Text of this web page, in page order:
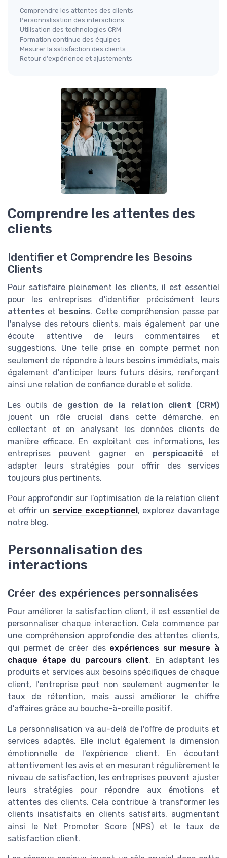
Comprendre les attentes des clients
Personnalisation des interactions
Utilisation des technologies CRM
Formation continue des équipes
Mesurer la satisfaction des clients
Retour d'expérience et ajustements
Comprendre les attentes des
clients
Identifier et Comprendre les Besoins
Clients
Pour satisfaire pleinement les clients, il est essentiel
pour les entreprises d'identifier précisément leurs
attentes et besoins. Cette compréhension passe par
l'analyse des retours clients, mais également par une
écoute attentive de leurs commentaires et
suggestions. Une telle prise en compte permet non
seulement de répondre à leurs besoins immédiats, mais
également d'anticiper leurs futurs désirs, renforçant
ainsi une relation de confiance durable et solide.
Les outils de gestion de la relation client (CRM)
jouent un rôle crucial dans cette démarche, en
collectant et en analysant les données clients de
manière efficace. En exploitant ces informations, les
entreprises peuvent gagner en perspicacité et
adapter leurs stratégies pour offrir des services
toujours plus pertinents.
Pour approfondir sur l’optimisation de la relation client
et offrir un service exceptionnel, explorez davantage
notre blog.
Personnalisation des
interactions
Créer des expériences personnalisées
Pour améliorer la satisfaction client, il est essentiel de
personnaliser chaque interaction. Cela commence par
une compréhension approfondie des attentes clients,
qui permet de créer des expériences sur mesure à
chaque étape du parcours client. En adaptant les
produits et services aux besoins spécifiques de chaque
client, l'entreprise peut non seulement augmenter le
taux de rétention, mais aussi améliorer le chiffre
d'affaires grâce au bouche-à-oreille positif.
La personnalisation va au-delà de l'offre de produits et
services adaptés. Elle inclut également la dimension
émotionnelle de l'expérience client. En écoutant
attentivement les avis et en mesurant régulièrement le
niveau de satisfaction, les entreprises peuvent ajuster
leurs stratégies pour répondre aux émotions et
attentes des clients. Cela contribue à transformer les
clients insatisfaits en clients satisfaits, augmentant
ainsi le Net Promoter Score (NPS) et le taux de
satisfaction client.